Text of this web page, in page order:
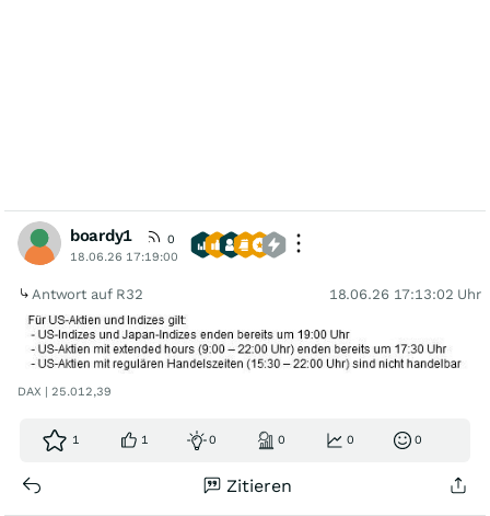
boardy1
0
18.06.26 17:19:00
Antwort auf R32 18.06.26 17:13:02 Uhr
DAX | 25.012,39
1 1 0 0 0 0
Zitieren